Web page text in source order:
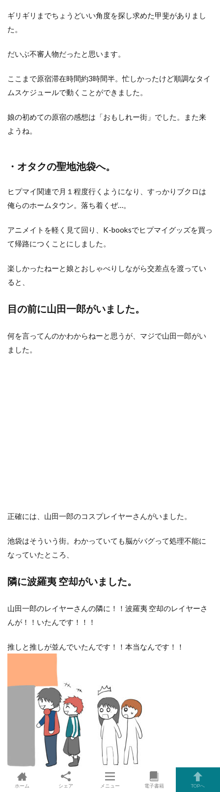
ギリギリまでちょうどいい角度を探し求めた甲斐がありまし
た。
だいぶ不審人物だったと思います。
ここまで原宿滞在時間約3時間半。忙しかったけど順調なタイ
ムスケジュールで動くことができました。
娘の初めての原宿の感想は「おもしれー街」でした。また来
ようね。
・オタクの聖地池袋へ。
ヒプマイ関連で月１程度行くようになり、すっかりブクロは
俺らのホームタウン。落ち着くぜ…。
アニメイトを軽く見て回り、K-booksでヒプマイグッズを買っ
て帰路につくことにしました。
楽しかったねーと娘とおしゃべりしながら交差点を渡ってい
ると、
目の前に山田一郎がいました。
何を言ってんのかわからねーと思うが、マジで山田一郎がい
ました。
正確には、山田一郎のコスプレイヤーさんがいました。
池袋はそういう街。わかっていても脳がバグって処理不能に
なっていたところ、
隣に波羅夷 空却がいました。
山田一郎のレイヤーさんの隣に！！波羅夷 空却のレイヤーさ
んが！！いたんです！！！
推しと推しが並んでいたんです！！本当なんです！！
ホーム シェア メニュー 電子書籍 TOPへ